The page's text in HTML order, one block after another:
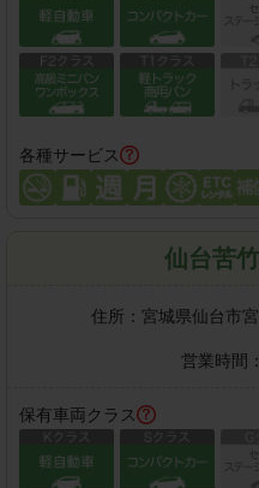
各種サービス
仙台苦
住所： 宮城県仙台市
営業時間：
保有車両クラス